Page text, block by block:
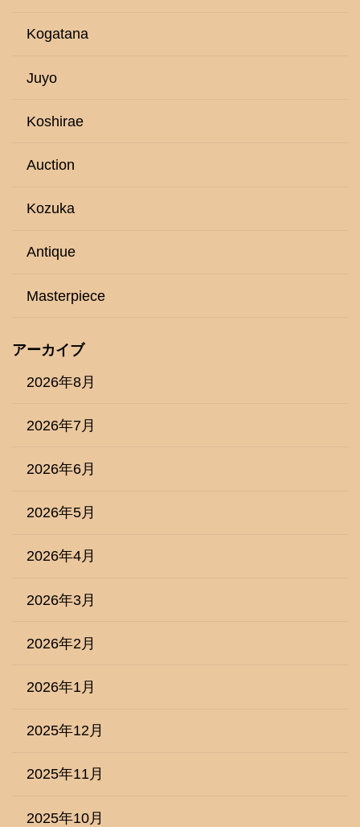
Kogatana
Juyo
Koshirae
Auction
Kozuka
Antique
Masterpiece
アーカイブ
2026年8月
2026年7月
2026年6月
2026年5月
2026年4月
2026年3月
2026年2月
2026年1月
2025年12月
2025年11月
2025年10月